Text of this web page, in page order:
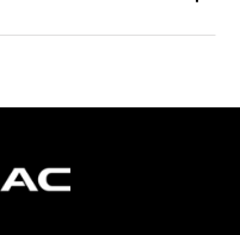
Эс Тэ — ST